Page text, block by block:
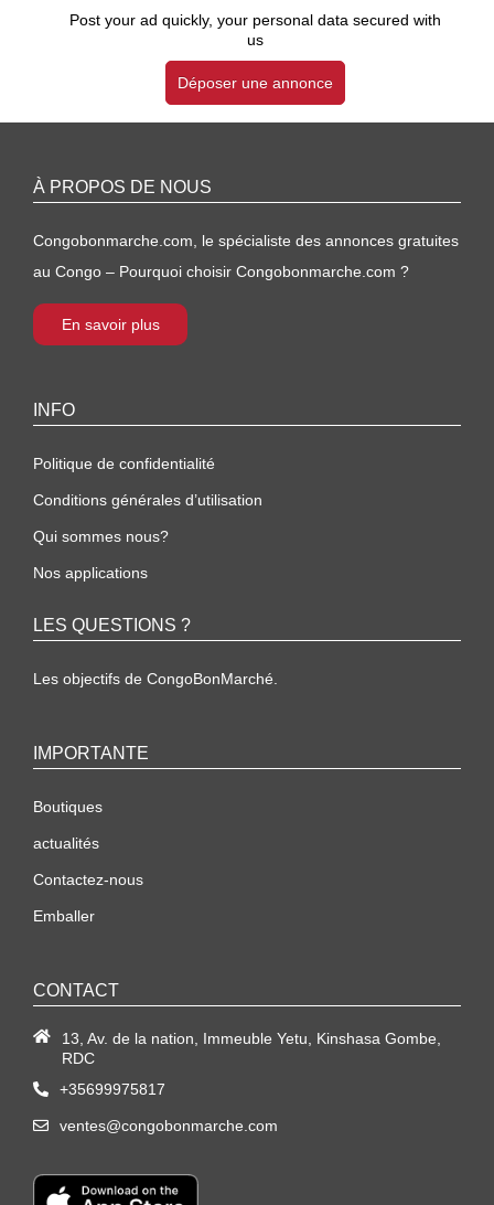
Post your ad quickly, your personal data secured with
us
Déposer une annonce
À PROPOS DE NOUS
Congobonmarche.com, le spécialiste des annonces gratuites
au Congo – Pourquoi choisir Congobonmarche.com ?
En savoir plus
INFO
Politique de confidentialité
Conditions générales d’utilisation
Qui sommes nous?
Nos applications
LES QUESTIONS ?
Les objectifs de CongoBonMarché.
IMPORTANTE
Boutiques
actualités
Contactez-nous
Emballer
CONTACT
13, Av. de la nation, Immeuble Yetu, Kinshasa Gombe,
RDC
+35699975817
ventes@congobonmarche.com